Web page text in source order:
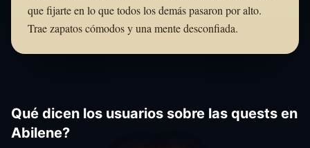
que fijarte en lo que todos los demás pasaron por alto.
Trae zapatos cómodos y una mente desconfiada.
Qué dicen los usuarios sobre las quests en
Abilene?